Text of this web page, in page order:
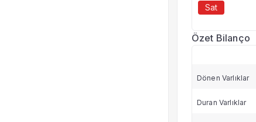
Sat
Özet Bilanço
Dönen Varlıklar
Duran Varlıklar